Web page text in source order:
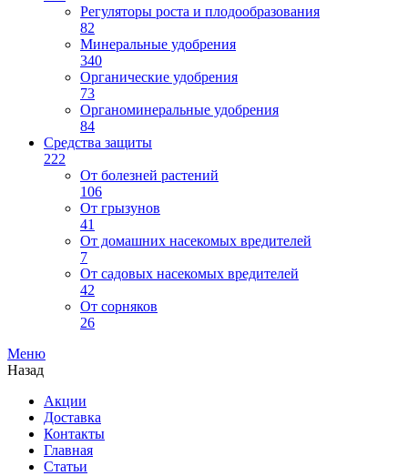
Регуляторы роста и плодообразования
82
Минеральные удобрения
340
Органические удобрения
73
Органоминеральные удобрения
84
Средства защиты
222
От болезней растений
106
От грызунов
41
От домашних насекомых вредителей
7
От садовых насекомых вредителей
42
От сорняков
26
Меню
Назад
Акции
Доставка
Контакты
Главная
Статьи